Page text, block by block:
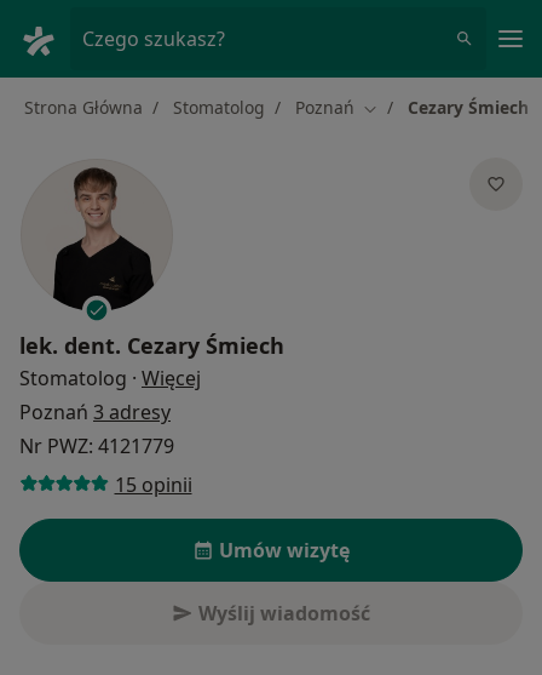
Czego szukasz?
Strona Główna Stomatolog Poznań Zmień miasto
Cezary Śmiech
lek. dent. Cezary Śmiech
Stomatolog · Więcej
Poznań 3 adresy
Nr PWZ: 4121779
15 opinii
Umów wizytę
Wyślij wiadomość